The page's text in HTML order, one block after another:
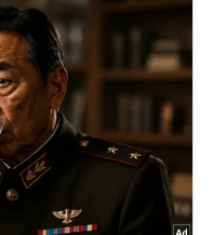
obenaufstreuen
Minuten bei
die Frau, 1986, Leipzig, DDR